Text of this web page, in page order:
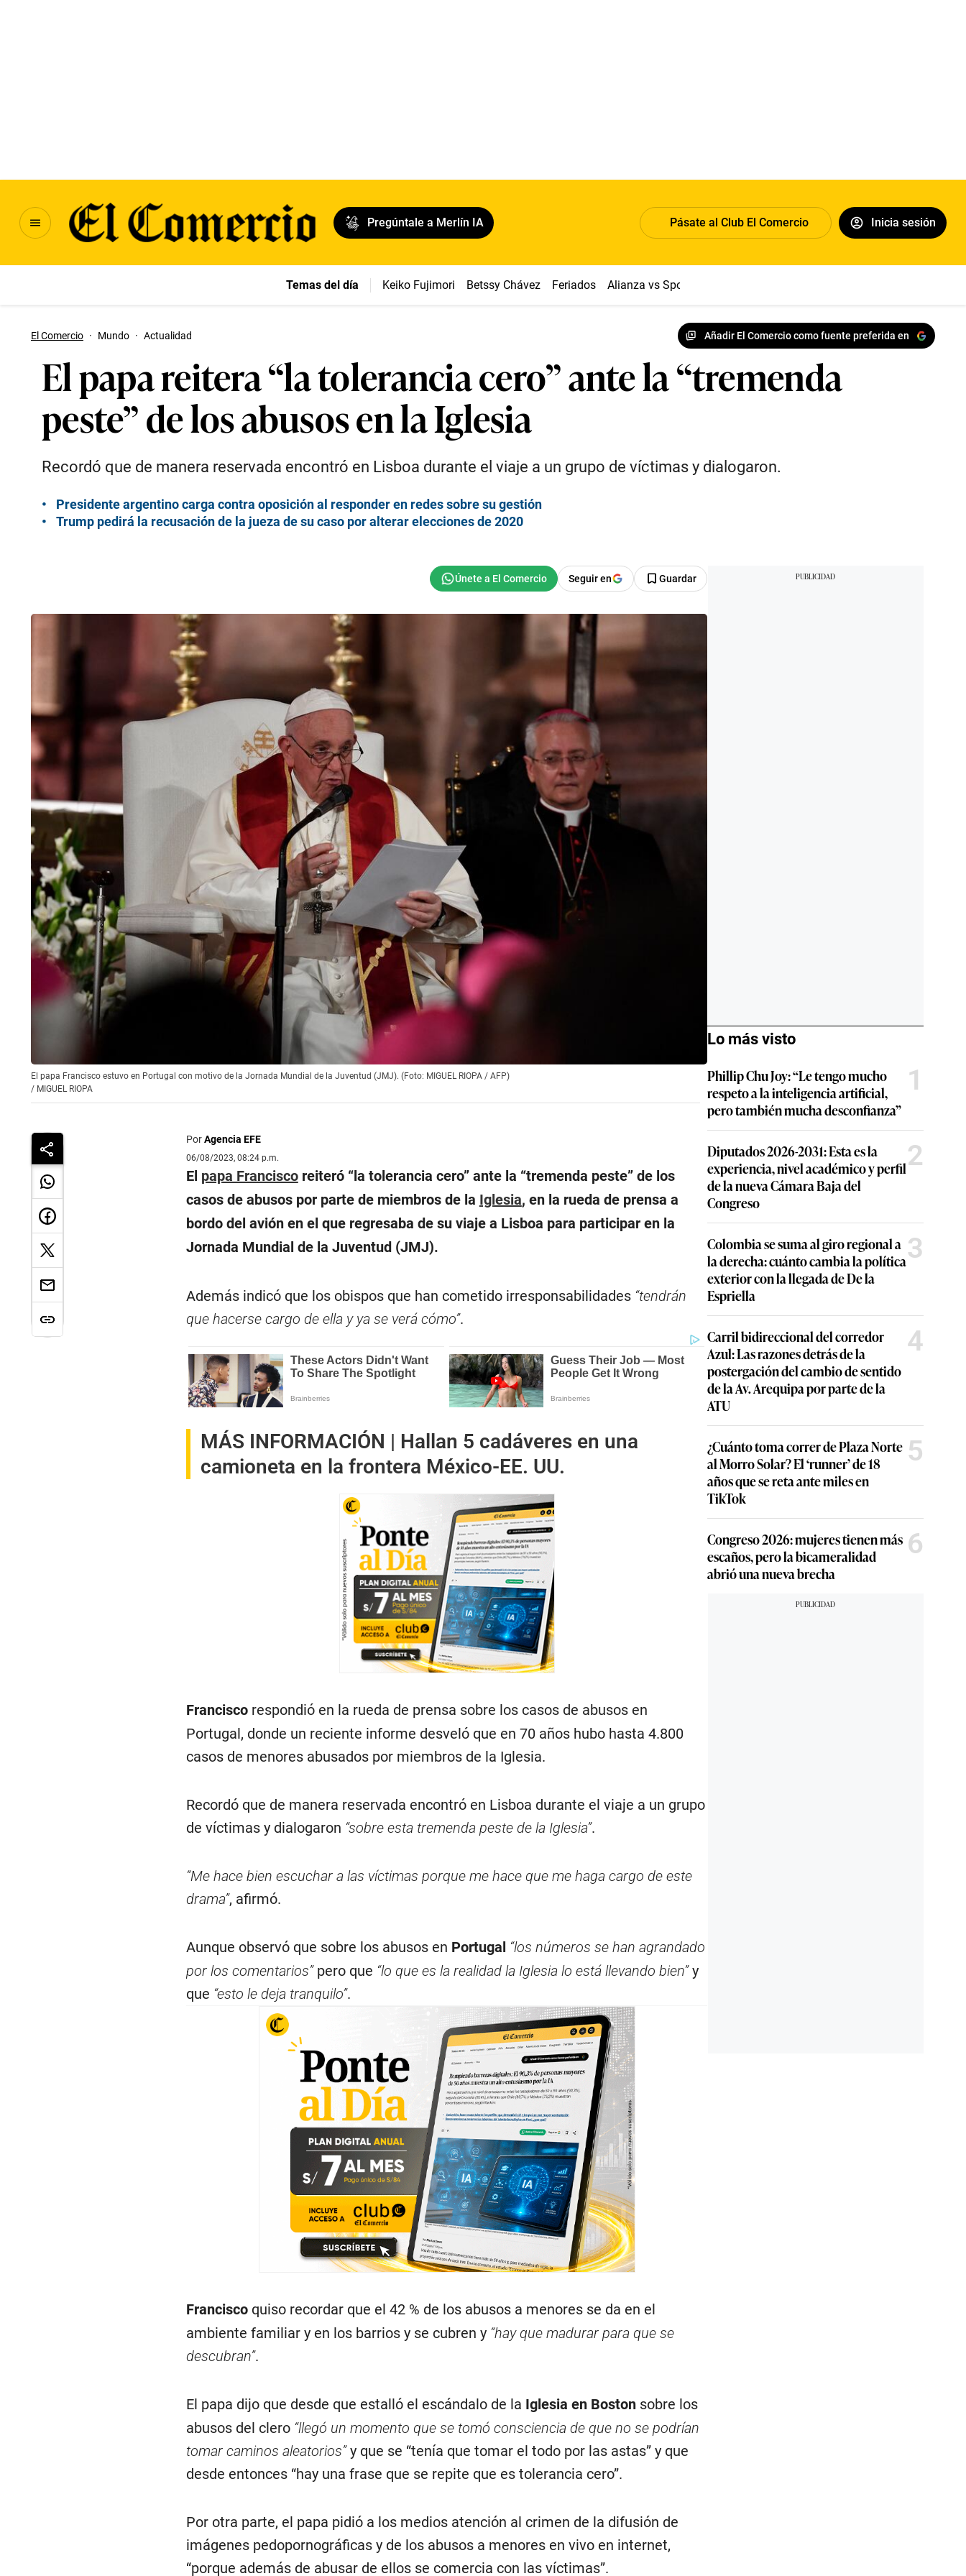
Pregúntale a Merlín IA Pásate al Club El Comercio Inicia sesión
Temas del día Keiko Fujimori Betssy Chávez Feriados Alianza vs Sport Boys
El Comercio · Mundo · Actualidad Añadir El Comercio como fuente preferida en
El papa reitera “la tolerancia cero” ante la “tremenda
peste” de los abusos en la Iglesia
Recordó que de manera reservada encontró en Lisboa durante el viaje a un grupo de víctimas y dialogaron.
Presidente argentino carga contra oposición al responder en redes sobre su gestión
Trump pedirá la recusación de la jueza de su caso por alterar elecciones de 2020
Seguir en Guardar
El papa Francisco estuvo en Portugal con motivo de la Jornada Mundial de la Juventud (JMJ). (Foto: MIGUEL RIOPA / AFP)
/ MIGUEL RIOPA
PorAgencia EFE
06/08/2023, 08:24 p.m.
El papa Franciscoreiteró “la tolerancia cero” ante la “tremenda peste” de los
casos de abusos por parte de miembros de la Iglesia, en la rueda de prensa a
bordo del avión en el que regresaba de su viaje a Lisboa para participar en la
Jornada Mundial de la Juventud (JMJ).
Además indicó que los obispos que han cometido irresponsabilidades “tendrán
que hacerse cargo de ella y ya se verá cómo”.
MÁS INFORMACIÓN | Hallan 5 cadáveres en una
camioneta en la frontera México-EE. UU.
Francisco respondió en la rueda de prensa sobre los casos de abusos en
Portugal, donde un reciente informe desveló que en 70 años hubo hasta 4.800
casos de menores abusados por miembros de la Iglesia.
Recordó que de manera reservada encontró en Lisboa durante el viaje a un grupo
de víctimas y dialogaron “sobre esta tremenda peste de la Iglesia”.
“Me hace bien escuchar a las víctimas porque me hace que me haga cargo de este
drama”, afirmó.
Aunque observó que sobre los abusos en Portugal “los números se han agrandado
por los comentarios”pero que “lo que es la realidad la Iglesia lo está llevando bien”y
que “esto le deja tranquilo”.
Francisco quiso recordar que el 42 % de los abusos a menores se da en el
ambiente familiar y en los barrios y se cubren y “hay que madurar para que se
descubran”.
El papa dijo que desde que estalló el escándalo de la Iglesia en Bostonsobre los
abusos del clero “llegó un momento que se tomó consciencia de que no se podrían
tomar caminos aleatorios”y que se “tenía que tomar el todo por las astas” y que
desde entonces “hay una frase que se repite que es tolerancia cero”.
Por otra parte, el papa pidió a los medios atención al crimen de la difusión de
imágenes pedopornográficas y de los abusos a menores en vivo en internet,
“porque además de abusar de ellos se comercia con las víctimas”.
Lo más visto
Phillip Chu Joy: “Le tengo mucho
respeto a la inteligencia artificial,
pero también mucha desconfianza”
1
Diputados 2026-2031: Esta es la
experiencia, nivel académico y perfil
de la nueva Cámara Baja del
Congreso
2
Colombia se suma al giro regional a
la derecha: cuánto cambia la política
exterior con la llegada de De la
Espriella
3
Carril bidireccional del corredor
Azul: Las razones detrás de la
postergación del cambio de sentido
de la Av. Arequipa por parte de la
ATU
4
¿Cuánto toma correr de Plaza Norte
al Morro Solar? El ‘runner’ de 18
años que se reta ante miles en
TikTok
5
Congreso 2026: mujeres tienen más
escaños, pero la bicameralidad
abrió una nueva brecha
6